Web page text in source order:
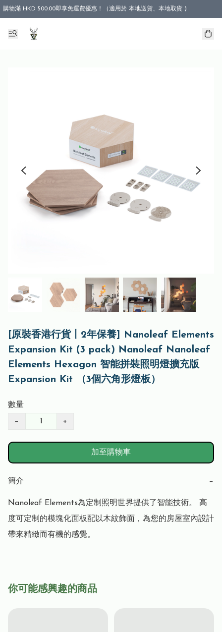
購物滿 HKD 500.00即享免運費優惠！（適用於 本地送貨、本地取貨 )
[原裝香港行貨丨2年保養] Nanoleaf Elements
Expansion Kit (3 pack) Nanoleaf Nanoleaf
Elements Hexagon 智能拼裝照明燈擴充版
Expansion Kit （3個六角形燈板）
數量
− +
加至購物車
簡介 −
Nanoleaf Elements為定制照明世界提供了智能技術。 高
度可定制的模塊化面板配以木紋飾面，為您的房屋室內設計
帶來精緻而有機的感覺。
你可能感興趣的商品